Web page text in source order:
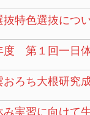
特色選抜につ
度 第１回一日
おろち大根研究
み実習に向けて